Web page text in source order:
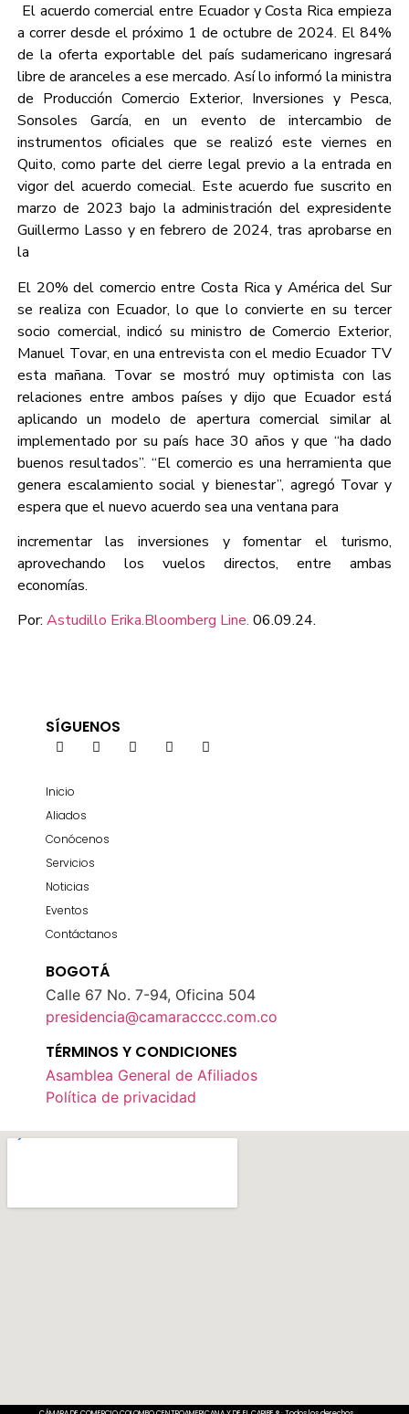
El acuerdo comercial entre Ecuador y Costa Rica empieza
a correr desde el próximo 1 de octubre de 2024. El 84%
de la oferta exportable del país sudamericano ingresará
libre de aranceles a ese mercado. Así lo informó la ministra
de Producción Comercio Exterior, Inversiones y Pesca,
Sonsoles García, en un evento de intercambio de
instrumentos oficiales que se realizó este viernes en
Quito, como parte del cierre legal previo a la entrada en
vigor del acuerdo comecial. Este acuerdo fue suscrito en
marzo de 2023 bajo la administración del expresidente
Guillermo Lasso y en febrero de 2024, tras aprobarse en
la
El 20% del comercio entre Costa Rica y América del Sur
se realiza con Ecuador, lo que lo convierte en su tercer
socio comercial, indicó su ministro de Comercio Exterior,
Manuel Tovar, en una entrevista con el medio Ecuador TV
esta mañana. Tovar se mostró muy optimista con las
relaciones entre ambos países y dijo que Ecuador está
aplicando un modelo de apertura comercial similar al
implementado por su país hace 30 años y que “ha dado
buenos resultados”. “El comercio es una herramienta que
genera escalamiento social y bienestar”, agregó Tovar y
espera que el nuevo acuerdo sea una ventana para
incrementar las inversiones y fomentar el turismo,
aprovechando los vuelos directos, entre ambas
economías.
Por: Astudillo Erika.Bloomberg Line. 06.09.24.
SÍGUENOS
Inicio
Aliados
Conócenos
Servicios
Noticias
Eventos
Contáctanos
BOGOTÁ
Calle 67 No. 7-94, Oficina 504
presidencia@camaracccc.com.co
TÉRMINOS Y CONDICIONES
Asamblea General de Afiliados
Política de privacidad